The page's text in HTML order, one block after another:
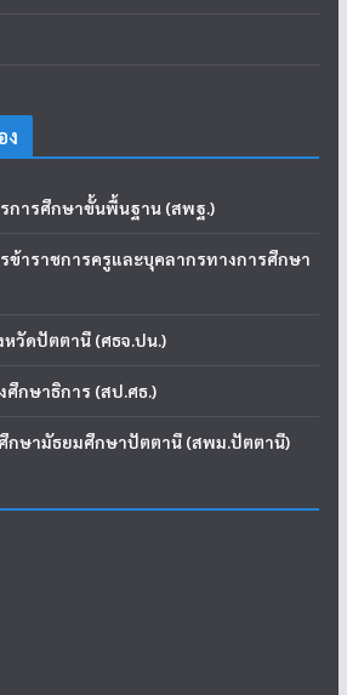
ง
การศึกษาขั้นพื้นฐาน (สพฐ.)
ข้าราชการครูและบุคลากรทางการศึกษา
วัดปัตตานี (ศธจ.ปน.)
กษาธิการ (สป.ศธ.)
กษามัธยมศึกษาปัตตานี (สพม.ปัตตานี)